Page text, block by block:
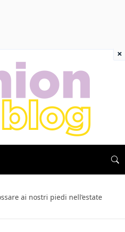
ai nostri piedi nell’estate
×